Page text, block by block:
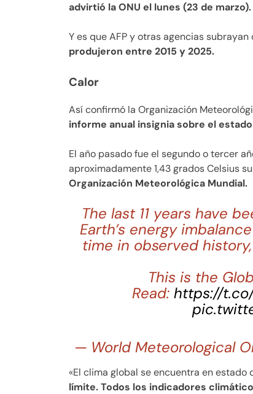
advirtió la ONU el lunes (23 de marzo).
Y es que AFP y otras agencias subrayan
produjeron entre 2015 y 2025.
Calor
Así confirmó la Organización
informe anual insignia sobre el
El año pasado fue el segundo o tercer
aproximadamente 1,43 grados Celsius
Organización Meteorológica Mundial.
The last 11 years have
Earth’s energy
time in observed
This is the
Read: https://
— World Meteorological
«El clima global se encuentra en estado
límite. Todos los indicadores